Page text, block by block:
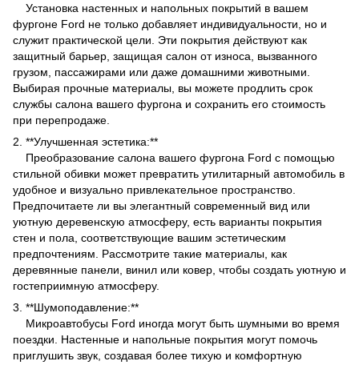
Установка настенных и напольных покрытий в вашем
фургоне Ford не только добавляет индивидуальности, но и
служит практической цели. Эти покрытия действуют как
защитный барьер, защищая салон от износа, вызванного
грузом, пассажирами или даже домашними животными.
Выбирая прочные материалы, вы можете продлить срок
службы салона вашего фургона и сохранить его стоимость
при перепродаже.
2. **Улучшенная эстетика:**
Преобразование салона вашего фургона Ford с помощью
стильной обивки может превратить утилитарный автомобиль в
удобное и визуально привлекательное пространство.
Предпочитаете ли вы элегантный современный вид или
уютную деревенскую атмосферу, есть варианты покрытия
стен и пола, соответствующие вашим эстетическим
предпочтениям. Рассмотрите такие материалы, как
деревянные панели, винил или ковер, чтобы создать уютную и
гостеприимную атмосферу.
3. **Шумоподавление:**
Микроавтобусы Ford иногда могут быть шумными во время
поездки. Настенные и напольные покрытия могут помочь
приглушить звук, создавая более тихую и комфортную